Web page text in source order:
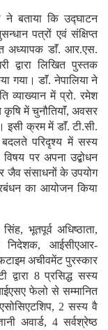
ने बताया कि उद्घाटन
पत्रों एवं संक्षिप्त
अध्यापक डाॅं. आर.एस.
द्वारा लिखित पुस्तक
गया। डाॅं. नेपालिया ने
व्याख्यान में प्रो. रमेश
कृषि में चुनौतियाॅं, अवसर
इसी क्रम में डाॅं. टी.सी.
बदलते परिदृश्य में सस्य
विषय पर अपना उद्बोधन
जैव संसाधनों के उपयोग
का आयोजन किया
भूतपूर्व अधिष्ठाता,
निदेशक, आईसीएआर-
अचीवमेंट पुरस्कार
8 प्रसिद्ध सस्य
फेलो से सम्मानित
2 सस्य वै
अवार्ड, 4 सर्वश्रेष्ठ